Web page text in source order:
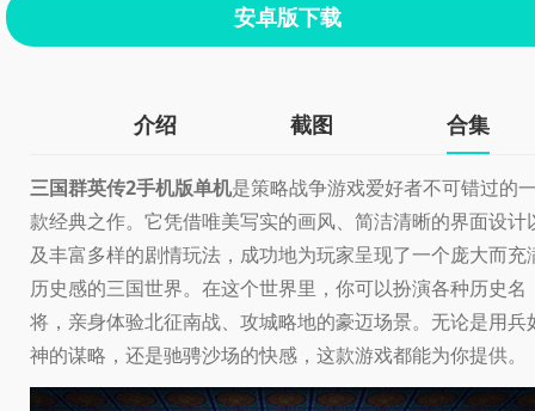
安卓版下载
介绍 截图 合集
三国群英传2手机版单机是策略战争游戏爱好者不可错过的
款经典之作。它凭借唯美写实的画风、简洁清晰的界面设计
及丰富多样的剧情玩法，成功地为玩家呈现了一个庞大而充
历史感的三国世界。在这个世界里，你可以扮演各种历史名
将，亲身体验北征南战、攻城略地的豪迈场景。无论是用兵
神的谋略，还是驰骋沙场的快感，这款游戏都能为你提供。